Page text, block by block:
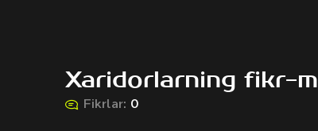
Xaridorlarning fikr-
Fikrlar: 0